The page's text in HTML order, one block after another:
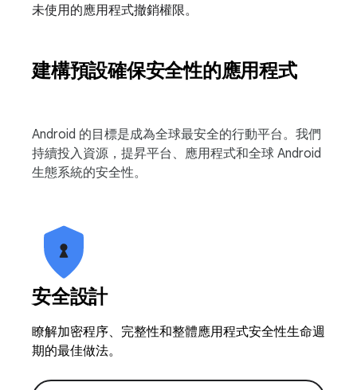
未使用的應用程式撤銷權限。
建構預設確保安全性的應用程式
Android 的目標是成為全球最安全的行動平台。我們
持續投入資源，提昇平台、應用程式和全球 Android
生態系統的安全性。
安全設計
瞭解加密程序、完整性和整體應用程式安全性生命週
期的最佳做法。